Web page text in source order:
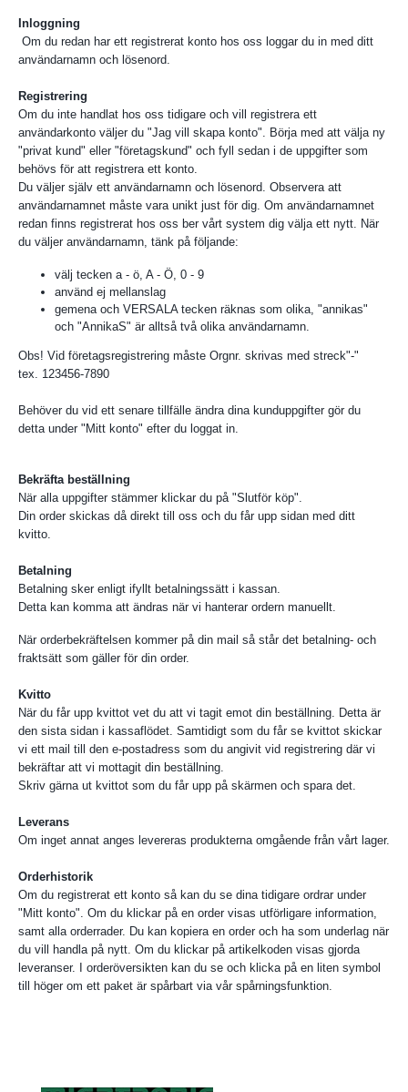
Inloggning
Om du redan har ett registrerat konto hos oss loggar du in med ditt
användarnamn och lösenord.
Registrering
Om du inte handlat hos oss tidigare och vill registrera ett
användarkonto väljer du "Jag vill skapa konto". Börja med att välja ny
"privat kund" eller "företagskund" och fyll sedan i de uppgifter som
behövs för att registrera ett konto.
Du väljer själv ett användarnamn och lösenord. Observera att
användarnamnet måste vara unikt just för dig. Om användarnamnet
redan finns registrerat hos oss ber vårt system dig välja ett nytt. När
du väljer användarnamn, tänk på följande:
välj tecken a - ö, A - Ö, 0 - 9
använd ej mellanslag
gemena och VERSALA tecken räknas som olika, "annikas"
och "AnnikaS" är alltså två olika användarnamn.
Obs! Vid företagsregistrering måste Orgnr. skrivas med streck"-"
tex. 123456-7890
Behöver du vid ett senare tillfälle ändra dina kunduppgifter gör du
detta under "Mitt konto" efter du loggat in.
Bekräfta beställning
När alla uppgifter stämmer klickar du på "Slutför köp".
Din order skickas då direkt till oss och du får upp sidan med ditt
kvitto.
Betalning
Betalning sker enligt ifyllt betalningssätt i kassan.
Detta kan komma att ändras när vi hanterar ordern manuellt.
När orderbekräftelsen kommer på din mail så står det betalning- och
fraktsätt som gäller för din order.
Kvitto
När du får upp kvittot vet du att vi tagit emot din beställning. Detta är
den sista sidan i kassaflödet. Samtidigt som du får se kvittot skickar
vi ett mail till den e-postadress som du angivit vid registrering där vi
bekräftar att vi mottagit din beställning.
Skriv gärna ut kvittot som du får upp på skärmen och spara det.
Leverans
Om inget annat anges levereras produkterna omgående från vårt lager.
Orderhistorik
Om du registrerat ett konto så kan du se dina tidigare ordrar under
"Mitt konto". Om du klickar på en order visas utförligare information,
samt alla orderrader. Du kan kopiera en order och ha som underlag när
du vill handla på nytt. Om du klickar på artikelkoden visas gjorda
leveranser. I orderöversikten kan du se och klicka på en liten symbol
till höger om ett paket är spårbart via vår spårningsfunktion.